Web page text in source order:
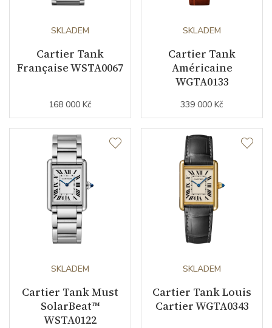
SKLADEM
Cartier Tank
Française WSTA0067
168 000 Kč
SKLADEM
Cartier Tank
Américaine
WGTA0133
339 000 Kč
SKLADEM
Cartier Tank Must
SolarBeat™
WSTA0122
SKLADEM
Cartier Tank Louis
Cartier WGTA0343